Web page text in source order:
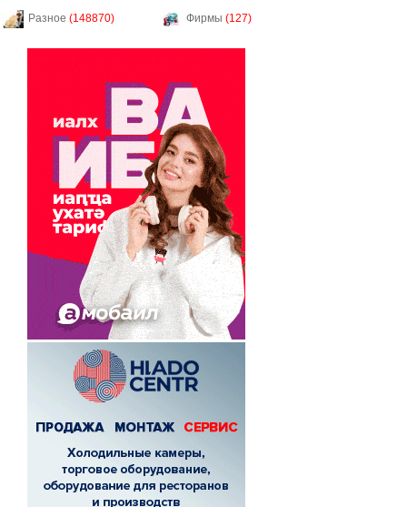
Разное (148870) Фирмы (127)